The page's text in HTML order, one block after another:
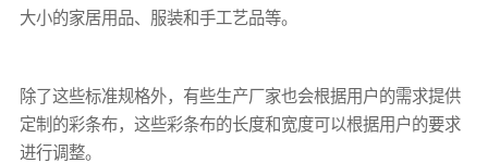
大小的家居用品、服装和手工艺品等。
除了这些标准规格外，有些生产厂家也会根据用户的需求提供
定制的彩条布，这些彩条布的长度和宽度可以根据用户的要求
进行调整。